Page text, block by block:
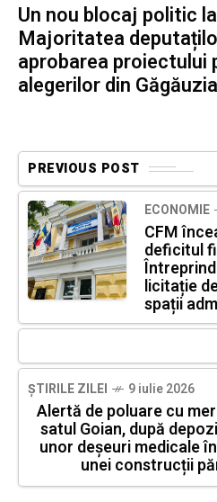
Un nou blocaj politic
Majoritatea
aprobarea proiectului
alegerilor din Găgăuzia
PREVIOUS POST
ECONOMIE
CFM
deficitul
licitație
spații
ȘTIRILE ZILEI 9 iulie 2026
Alertă de poluare cu
satul Goian, după
unor deșeuri medicale
unei construcții